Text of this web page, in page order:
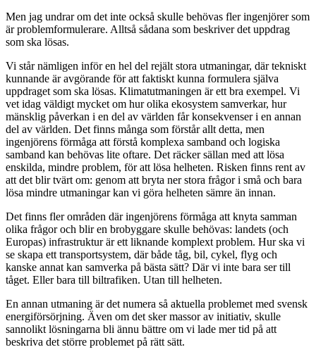
Men jag undrar om det inte också skulle behövas fler ingenjörer som
är problemformulerare. Alltså sådana som beskriver det uppdrag
som ska lösas.
Vi står nämligen inför en hel del rejält stora utmaningar, där tekniskt
kunnande är avgörande för att faktiskt kunna formulera själva
uppdraget som ska lösas. Klimatutmaningen är ett bra exempel. Vi
vet idag väldigt mycket om hur olika ekosystem samverkar, hur
mänsklig påverkan i en del av världen får konsekvenser i en annan
del av världen. Det finns många som förstår allt detta, men
ingenjörens förmåga att förstå komplexa samband och logiska
samband kan behövas lite oftare. Det räcker sällan med att lösa
enskilda, mindre problem, för att lösa helheten. Risken finns rent av
att det blir tvärt om: genom att bryta ner stora frågor i små och bara
lösa mindre utmaningar kan vi göra helheten sämre än innan.
Det finns fler områden där ingenjörens förmåga att knyta samman
olika frågor och blir en brobyggare skulle behövas: landets (och
Europas) infrastruktur är ett liknande komplext problem. Hur ska vi
se skapa ett transportsystem, där både tåg, bil, cykel, flyg och
kanske annat kan samverka på bästa sätt? Där vi inte bara ser till
tåget. Eller bara till biltrafiken. Utan till helheten.
En annan utmaning är det numera så aktuella problemet med svensk
energiförsörjning. Även om det sker massor av initiativ, skulle
sannolikt lösningarna bli ännu bättre om vi lade mer tid på att
beskriva det större problemet på rätt sätt.